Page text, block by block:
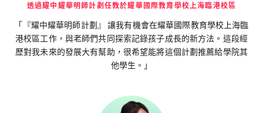
透過耀中耀華明師計劃任教於耀華國際教育學校上海臨港校區
「『耀中耀華明師計劃』 讓我有機會在耀華國際教育學校上海臨
港校區工作，與老師們共同探索記錄孩子成長的新方法。這段經
歷對我未來的發展大有幫助，很希望能將這個計劃推薦給學院其
他學生。」